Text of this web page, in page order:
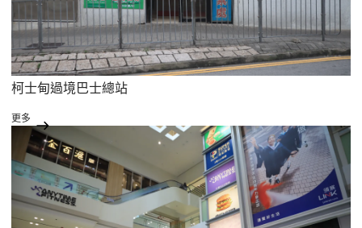
柯士甸過境巴士總站
更多